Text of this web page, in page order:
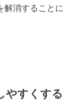
解消することに
やすくする